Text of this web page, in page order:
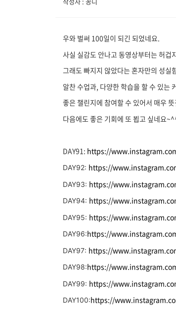
우와 벌써 100일이 되긴 되었네요.
사실 실감도 안나고 동영상부터는 허겁
그래도 빠지지 않았다는 혼자만의 성실
알찬 수업과, 다양한 학습을 할 수 있는
좋은 챌린지에 참여할 수 있어서 매우
다음에도 좋은 기회에 또 뵙고 싶네요
DAY91: https://
DAY92: https://
DAY93: https://
DAY94: https://
DAY95: https://
DAY96:https://
DAY97: https://
DAY98:https://
DAY99: https://
DAY100:https://